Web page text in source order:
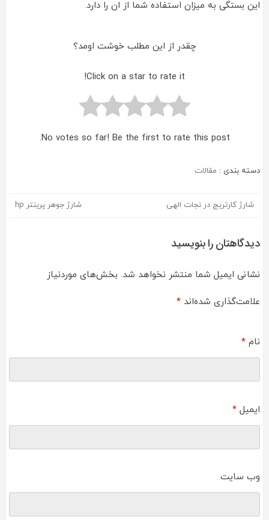
این بستگی به میزان استفاده شما از ان را دارد.
چقدر از این مطلب خوشت اومد؟
Click on a star to rate it!
No votes so far! Be the first to rate this post.
دسته بندی : مقالات
راهبری
شارژ کارتریج در نجات الهی شارژ جوهر پرینتر hp
دیدگاهتان را بنویسید
نشانی ایمیل شما منتشر نخواهد شد. بخش‌های موردنیاز
علامت‌گذاری شده‌اند *
نام *
ایمیل *
وب‌ سایت